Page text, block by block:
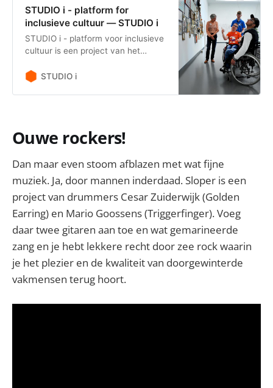
STUDIO i - platform for
inclusieve cultuur — STUDIO i
STUDIO i - platform voor inclusieve
cultuur is een project van het
het Van Abbemuseum in Eindhoven.
STUDIO i
Ouwe rockers!
Dan maar even stoom afblazen met wat fijne
muziek. Ja, door mannen inderdaad. Sloper is een
project van drummers Cesar Zuiderwijk (Golden
Earring) en Mario Goossens (Triggerfinger). Voeg
daar twee gitaren aan toe en wat gemarineerde
zang en je hebt lekkere recht door zee rock waarin
je het plezier en de kwaliteit van doorgewinterde
vakmensen terug hoort.